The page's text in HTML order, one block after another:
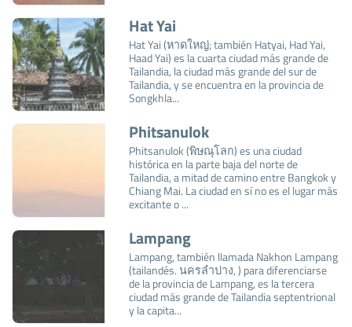
Hat Yai
Hat Yai (หาดใหญ่; también Hatyai, Had Yai,
Haad Yai) es la cuarta ciudad más grande de
Tailandia, la ciudad más grande del sur de
Tailandia, y se encuentra en la provincia de
Songkhla...
Phitsanulok
Phitsanulok (พิษณุโลก) es una ciudad
histórica en la parte baja del norte de
Tailandia, a mitad de camino entre Bangkok y
Chiang Mai. La ciudad en sí no es el lugar más
excitante o ...
Lampang
Lampang, también llamada Nakhon Lampang
(tailandés. นครลำปาง, ) para diferenciarse
de la provincia de Lampang, es la tercera
ciudad más grande de Tailandia septentrional
y la capita...